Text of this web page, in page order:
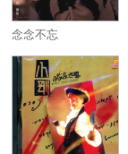
念念不忘